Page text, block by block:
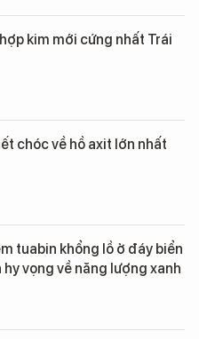
kim mới cứng nhất Trái
chóc về hồ axit lớn nhất
tuabin khổng lồ ở đáy biển
vọng về năng lượng xanh